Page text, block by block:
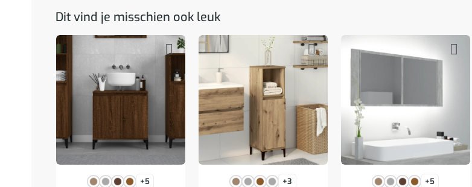
Dit vind je misschien ook leuk
+5 +3 +5